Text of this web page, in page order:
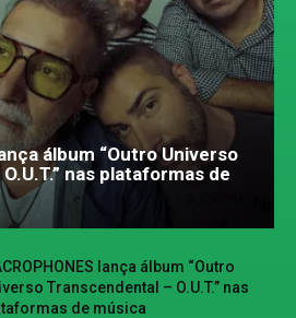
álbum “Outro Universo
nas plataformas de
lança álbum “Outro
Transcendental – O.U.T.” nas
de música